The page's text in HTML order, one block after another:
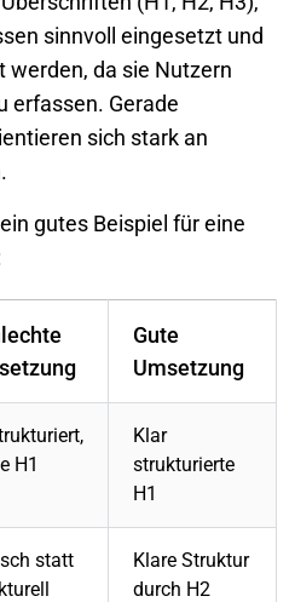
sinnvoll eingesetzt und
da sie Nutzern
erfassen. Gerade
sich stark an
gutes Beispiel für eine
Gute
Umsetzung
H1
Klar
strukturierte
H1
statt
Klare Struktur
durch H2